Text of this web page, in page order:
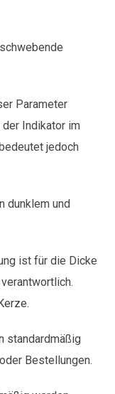
Parameter
Indikator im
jedoch
dunklem und
ist für die Dicke
standardmäßig
Bestellungen.